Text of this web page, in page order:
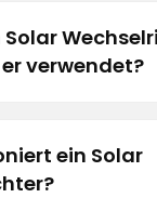
Solar
verwendet?
ein Solar